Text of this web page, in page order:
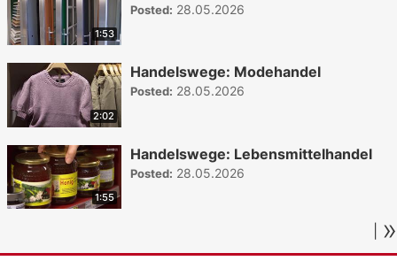
1:53
Posted: 28.05.2026
2:02
Handelswege: Modehandel
Posted: 28.05.2026
1:55
Handelswege: Lebensmittelhandel
Posted: 28.05.2026
»